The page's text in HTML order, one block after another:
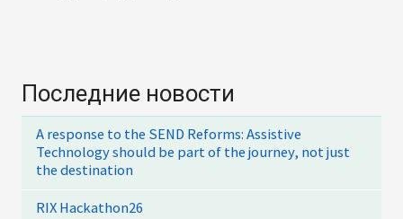
Последние новости
A response to the SEND Reforms: Assistive
Technology should be part of the journey, not just
the destination
RIX Hackathon26